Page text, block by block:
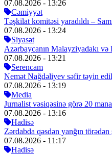
07.08.2026 - 13:26
Cəmiyyət
Təşkilat komitəsi yaradıldı –
07.08.2026 - 13:24
Siyasət
Azərbaycanın Malayziyadakı və
07.08.2026 - 13:21
Serencam
Nemət Nağdəliyev səfir təyin
07.08.2026 - 13:19
Media
Jurnalist vəsiqəsinə görə 20
07.08.2026 - 13:16
Hadisə
Zərdabda qəsdən yanğın
07.08.2026 - 11:17
Hadisə